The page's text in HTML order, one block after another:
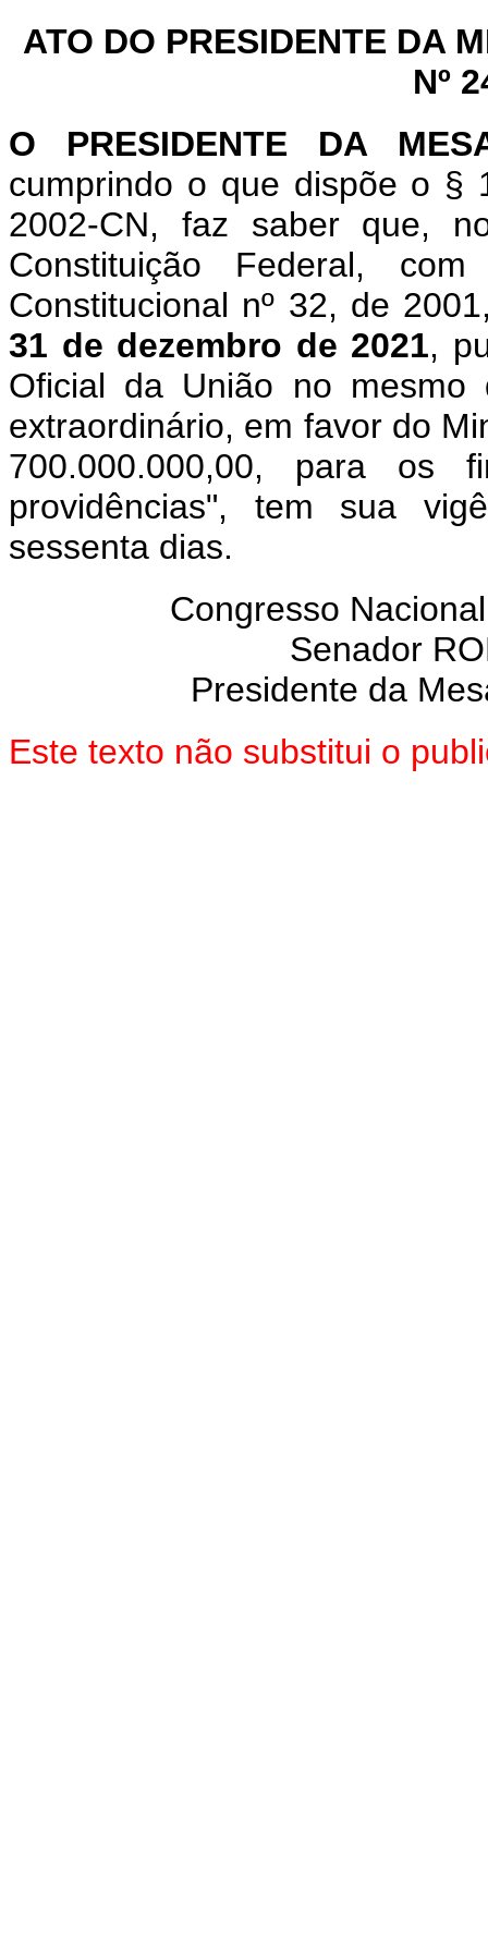
ATO DO PRESIDENTE DA
Nº
O PRESIDENTE DA
cumprindo o que dispõe o §
2002-CN, faz saber que,
Constituição Federal,
Constitucional nº 32, de
31 de dezembro de 2021,
Oficial da União no
extraordinário, em favor do
700.000.000,00, para
providências", tem sua
sessenta dias.
Congresso
Senador
Presidente da
Este texto não substitui o